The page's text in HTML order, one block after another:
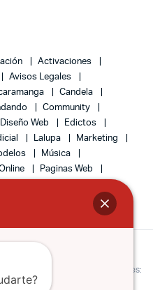
Activaciones
Avisos Legales
Candela
Community
Diseño Web
Edictos
Lalupa
Marketing
Música
Paginas Web
Ventas
los derechos reservados.
E-mail de notificaciones judiciales: